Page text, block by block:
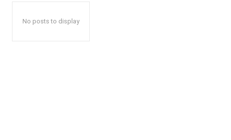
No posts to display